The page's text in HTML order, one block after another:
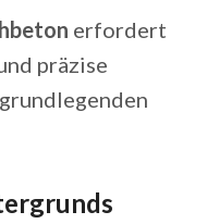
erfordert
präzise